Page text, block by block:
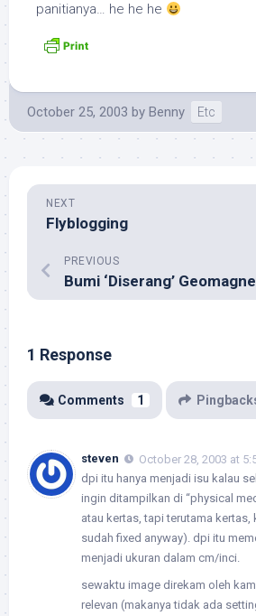
panitianya… he he he
October 25, 2003 by Benny Etc
NEXT
Flyblogging
PREVIOUS
Bumi ‘Diserang’
1 Response
Comments 1
steven
October 28, 2003 at
dpi itu hanya menjadi isu kalau
ingin ditampilkan di “physical
atau kertas, tapi terutama
sudah fixed anyway). dpi itu
menjadi ukuran dalam cm/inci.
sewaktu image direkam oleh
relevan (makanya tidak ada